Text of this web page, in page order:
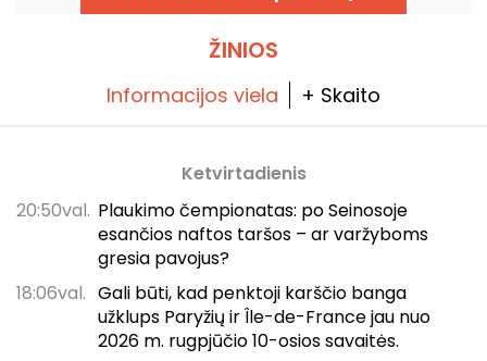
programą.
ŽINIOS
Informacijos viela + Skaito
Ketvirtadienis
20:50val. Plaukimo čempionatas: po Seinosoje
esančios naftos taršos – ar varžyboms
gresia pavojus?
18:06val. Gali būti, kad penktoji karščio banga
užklups Paryžių ir Île-de-France jau nuo
2026 m. rugpjūčio 10-osios savaitės.